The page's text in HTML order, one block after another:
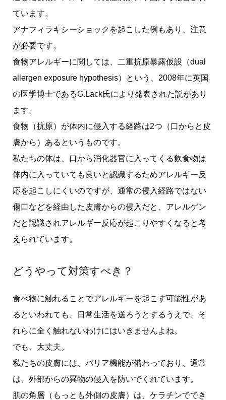
ています。
アナフィラキシーショックを起こした例もあり、注意
が必要です。
食物アレルギーに関しては、二重抗原暴露仮設（dual
allergen exposure hypothesis）という、2008年に英国
の医学博士であるG.Lack氏により発表された説があり
ます。
食物（抗原）が体内に侵入する経路は2つ（口からと皮
膚から）あるというものです。
私たちの体は、口から消化器官に入ってくる飲食物は
体内に入っていても良いと認識するためアレルギー反
応を起こしにくいのですが、通常の侵入経路ではない
傷口などを経由した皮膚からの侵入だと、アレルゲン
だと認識されアレルギー反応が起こりやすくなると考
えられています。
どうやって対策すべき？
食べ物に触れることでアレルギーを起こす可能性があ
るといわれても、日常生活を送ろうとするうえで、そ
れらに全く触れないわけにはいきませんよね。
でも、大丈夫。
私たちの皮膚には、バリア機能が備わっており、通常
は、外部からの異物の侵入を防いでくれています。
肌の角層（もっとも外側の皮膚）は、ケラチンででき